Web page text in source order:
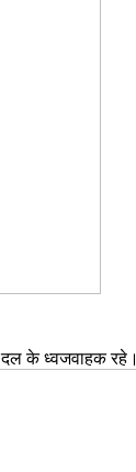
के ध्वजवाहक रहे।